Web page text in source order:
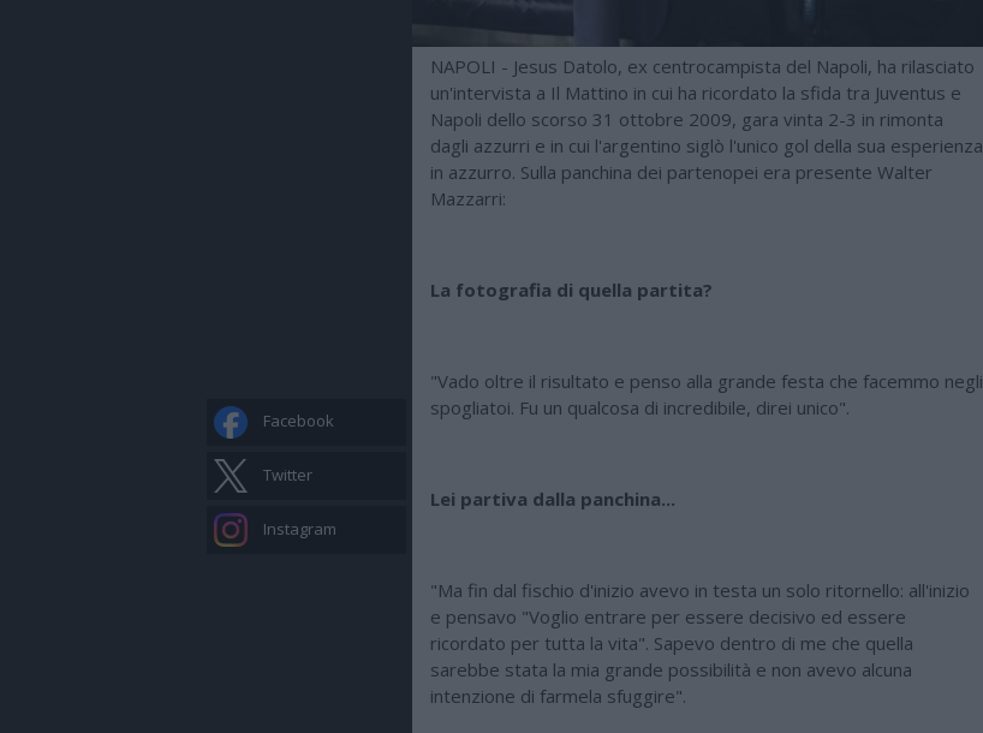
Facebook
Twitter
Instagram
NAPOLI - Jesus Datolo, ex centrocampista del Napoli, ha rilasciato
un'intervista a Il Mattino in cui ha ricordato la sfida tra Juventus e
Napoli dello scorso 31 ottobre 2009, gara vinta 2-3 in rimonta
dagli azzurri e in cui l'argentino siglò l'unico gol della sua esperienza
in azzurro. Sulla panchina dei partenopei era presente Walter
Mazzarri:
La fotografia di quella partita?
"Vado oltre il risultato e penso alla grande festa che facemmo negli
spogliatoi. Fu un qualcosa di incredibile, direi unico".
Lei partiva dalla panchina...
"Ma fin dal fischio d'inizio avevo in testa un solo ritornello: all'inizio
e pensavo "Voglio entrare per essere decisivo ed essere
ricordato per tutta la vita". Sapevo dentro di me che quella
sarebbe stata la mia grande possibilità e non avevo alcuna
intenzione di farmela sfuggire".